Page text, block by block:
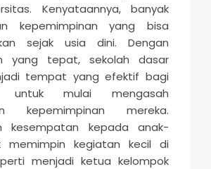
Kenyataannya, banyak
kepemimpinan yang bisa
sejak usia dini. Dengan
yang tepat, sekolah dasar
tempat yang efektif bagi
untuk mulai mengasah
kepemimpinan mereka.
kesempatan kepada anak-
memimpin kegiatan kecil di
menjadi ketua kelompok